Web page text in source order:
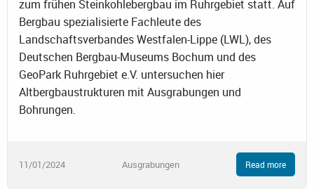
zum frühen Steinkohlebergbau im Ruhrgebiet statt. Auf
Bergbau spezialisierte Fachleute des
Landschaftsverbandes Westfalen-Lippe (LWL), des
Deutschen Bergbau-Museums Bochum und des
GeoPark Ruhrgebiet e.V. untersuchen hier
Altbergbaustrukturen mit Ausgrabungen und
Bohrungen.
11/01/2024 Ausgrabungen Read more